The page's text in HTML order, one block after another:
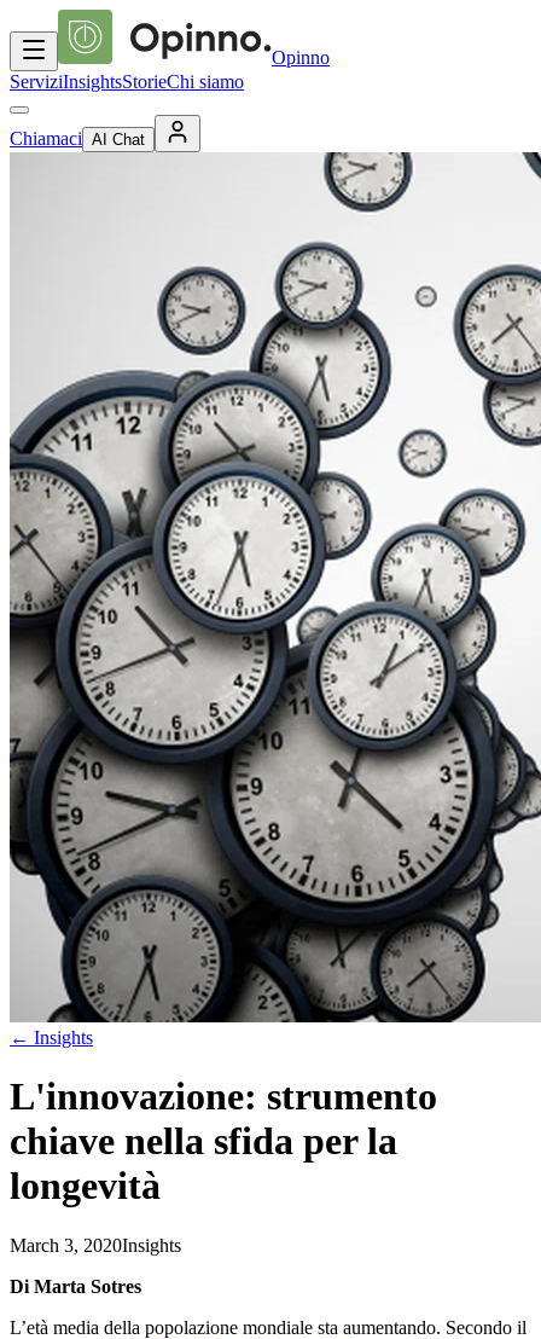
Opinno
ServiziInsightsStorieChi siamo
Chiamaci AI Chat
← Insights
L'innovazione: strumento
chiave nella sfida per la
longevità
March 3, 2020Insights
Di Marta Sotres
L’età media della popolazione mondiale sta aumentando. Secondo il